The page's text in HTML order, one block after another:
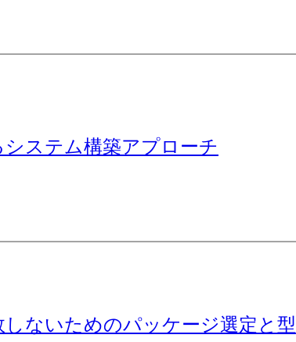
ステム構築アプローチ
ないためのパッケージ選定と型